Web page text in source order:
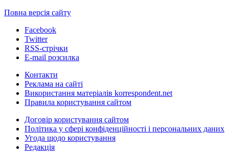
Повна версія сайту
Facebook
Twitter
RSS-стрічки
E-mail розсилка
Контакти
Реклама на сайті
Використання матеріалів korrespondent.net
Правила користування сайтом
Договір користування сайтом
Політика у сфері конфіденційності і персональних даних
Угода щодо користування
Редакція